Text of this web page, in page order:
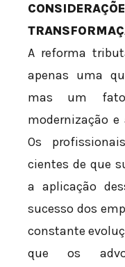
A reforma
apenas uma
mas um
modernização
Os
cientes de que
a aplicação
sucesso dos
constante
que os